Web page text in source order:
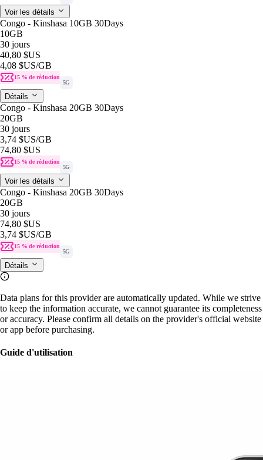
Voir les détails
Congo - Kinshasa 10GB 30Days
10GB
30 jours
40,80 $US
4,08 $US/GB
15 % de réduction
5G
Détails
Congo - Kinshasa 20GB 30Days
20GB
30 jours
3,74 $US/GB
74,80 $US
15 % de réduction
5G
Voir les détails
Congo - Kinshasa 20GB 30Days
20GB
30 jours
74,80 $US
3,74 $US/GB
15 % de réduction
5G
Détails
Data plans for this provider are automatically updated. While we strive
to keep the information accurate, we cannot guarantee its completeness
or accuracy. Please confirm all details on the provider's official website
or app before purchasing.
Guide d'utilisation